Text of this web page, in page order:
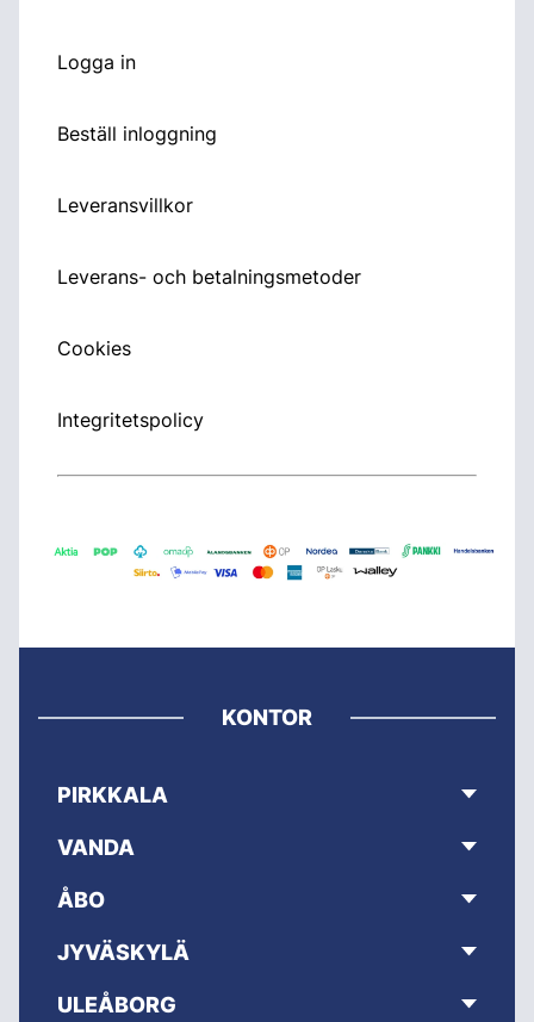
Logga in
Beställ inloggning
Leveransvillkor
Leverans- och betalningsmetoder
Cookies
Integritetspolicy
KONTOR
PIRKKALA
VANDA
ÅBO
JYVÄSKYLÄ
ULEÅBORG